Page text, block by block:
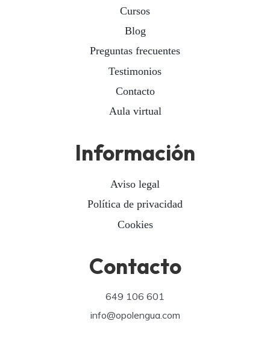
Cursos
Blog
Preguntas frecuentes
Testimonios
Contacto
Aula virtual
Información
Aviso legal
Política de privacidad
Cookies
Contacto
649 106 601
info@opolengua.com